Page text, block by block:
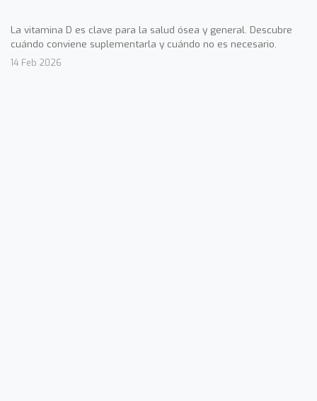
La vitamina D es clave para la salud ósea y general. Descubre
cuándo conviene suplementarla y cuándo no es necesario.
14 Feb 2026